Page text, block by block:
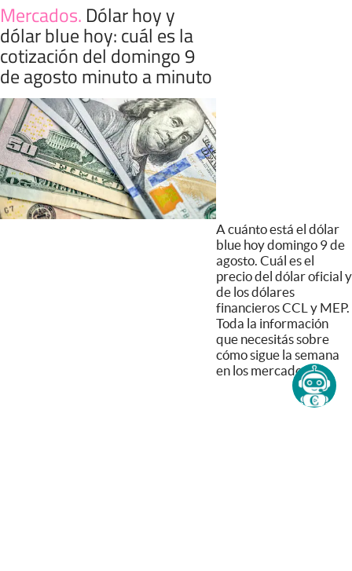
Mercados. Dólar hoy y
dólar blue hoy: cuál es la
cotización del domingo 9
de agosto minuto a minuto
A cuánto está el dólar
blue hoy domingo 9 de
agosto. Cuál es el
precio del dólar oficial y
de los dólares
financieros CCL y MEP.
Toda la información
que necesitás sobre
cómo sigue la semana
en los mercados.